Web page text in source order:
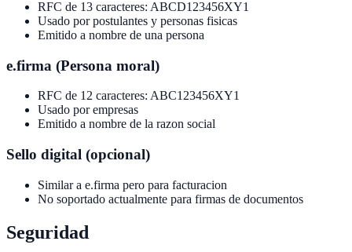
RFC de 13 caracteres: ABCD123456XY1
Usado por postulantes y personas fisicas
Emitido a nombre de una persona
e.firma (Persona moral)
RFC de 12 caracteres: ABC123456XY1
Usado por empresas
Emitido a nombre de la razon social
Sello digital (opcional)
Similar a e.firma pero para facturacion
No soportado actualmente para firmas de documentos
Seguridad